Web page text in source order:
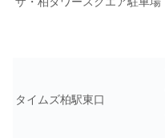
タイムズ柏駅東口